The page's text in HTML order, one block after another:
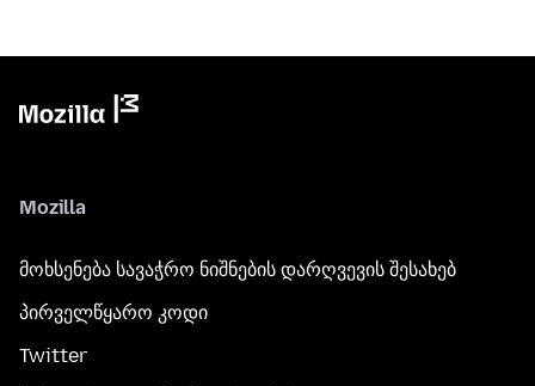
Mozilla
მოხსენება სავაჭრო ნიშნების დარღვევის შესახებ
პირველწყარო კოდი
Twitter